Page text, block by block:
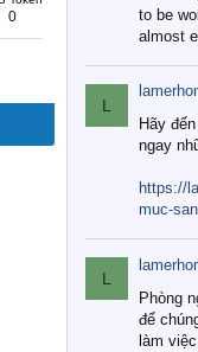
0
to be
almost
L
Hãy
ngay
https://
muc-
L
Phòng
để
làm